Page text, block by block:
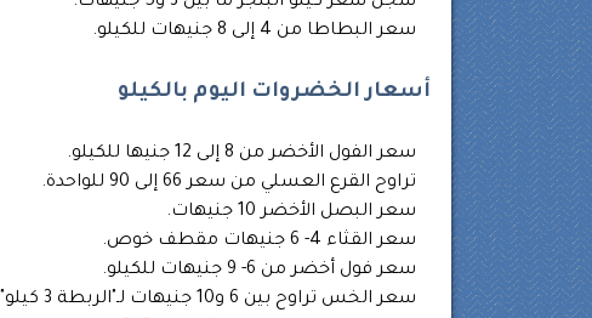
سعر البطاطا من 4 إلى 8 جنيهات للكيلو.
أسعار الخضروات اليوم بالكيلو
سعر الفول الأخضر من 8 إلى 12 جنيها للكيلو.
تراوح القرع العسلي من سعر 66 إلى 90 للواحدة.
سعر البصل الأخضر 10 جنيهات.
سعر القثاء 4- 6 جنيهات مقطف خوص.
سعر فول أخضر من 6- 9 جنيهات للكيلو.
سعر الخس تراوح بين 6 و10 جنيهات لـ"الربطة 3 كيلو".